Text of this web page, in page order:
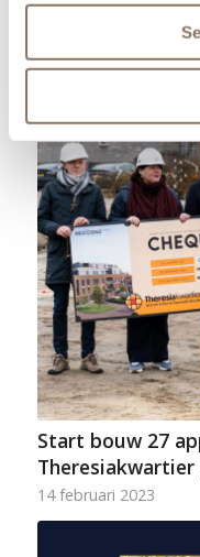
22 juni 2023
Start bouw 27
Theresiakwartier
14 februari 2023